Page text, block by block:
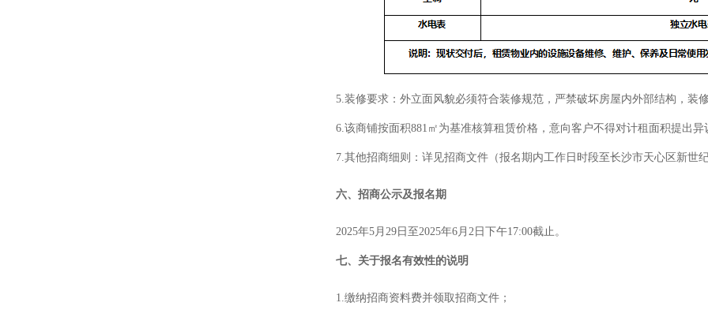
5.装修要求：外立面风貌必须符合装修规范，严禁破坏房屋内外部结构，装
6.该商铺按面积881 ㎡ 为基准核算租赁价格，意向客户不得对计租面积提出异
7.其他招商细则：详见招商文件（报名期内工作日时段至长沙市天心区新世
六、招商公示及报名期
2025年5月29日至2025年6月2日下午17:00截止。
七、 关于报名有效性的说明
1.缴纳招商资料费并领取招商文件；